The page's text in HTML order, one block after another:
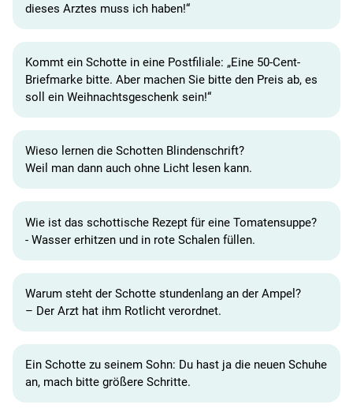
dieses Arztes muss ich haben!“
Kommt ein Schotte in eine Postfiliale: „Eine 50-Cent-
Briefmarke bitte. Aber machen Sie bitte den Preis ab, es
soll ein Weihnachtsgeschenk sein!“
Wieso lernen die Schotten Blindenschrift?
Weil man dann auch ohne Licht lesen kann.
Wie ist das schottische Rezept für eine Tomatensuppe?
- Wasser erhitzen und in rote Schalen füllen.
Warum steht der Schotte stundenlang an der Ampel?
– Der Arzt hat ihm Rotlicht verordnet.
Ein Schotte zu seinem Sohn: Du hast ja die neuen Schuhe
an, mach bitte größere Schritte.